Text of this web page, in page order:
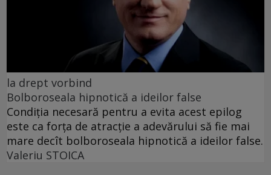
la drept vorbind
Bolboroseala hipnotică a ideilor false
Condiția necesară pentru a evita acest epilog
este ca forța de atracție a adevărului să fie mai
mare decît bolboroseala hipnotică a ideilor false.
Valeriu STOICA